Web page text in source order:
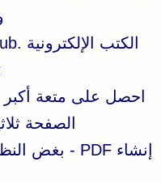
احصل على متعة
الصفحة